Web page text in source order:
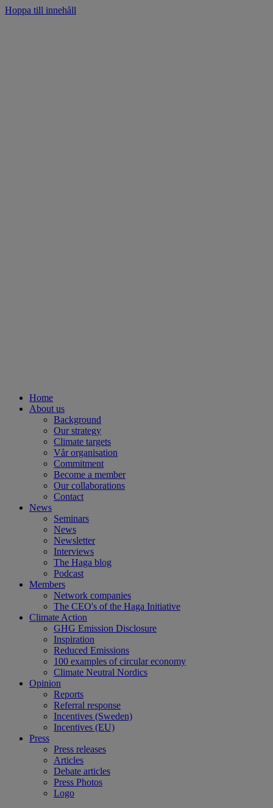
Hoppa till innehåll
Home
About us
Background
Our strategy
Climate targets
Vår organisation
Commitment
Become a member
Our collaborations
Contact
News
Seminars
News
Newsletter
Interviews
The Haga blog
Podcast
Members
Network companies
The CEO's of the Haga Initiative
Climate Action
GHG Emission Disclosure
Inspiration
Reduced Emissions
100 examples of circular economy
Climate Neutral Nordics
Opinion
Reports
Referral response
Incentives (Sweden)
Incentives (EU)
Press
Press releases
Articles
Debate articles
Press Photos
Logo